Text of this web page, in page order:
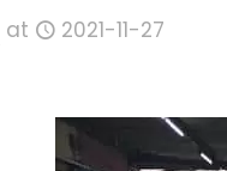
at 2021-11-27